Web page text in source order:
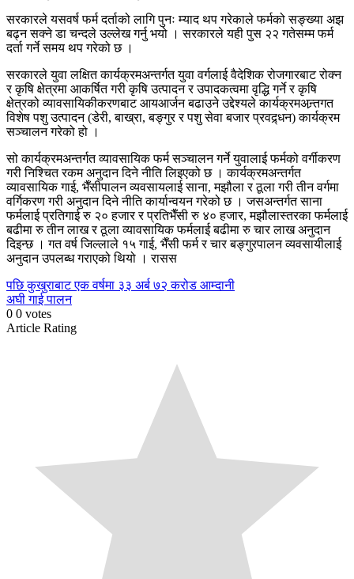
सरकारले यसवर्ष फर्म दर्ताको लागि पुनः म्याद थप गरेकाले फर्मको सङ्ख्या अझ
बढ्न सक्ने डा चन्दले उल्लेख गर्नु भयो । सरकारले यही पुस २२ गतेसम्म फर्म
दर्ता गर्ने समय थप गरेको छ ।
सरकारले युवा लक्षित कार्यक्रमअन्तर्गत युवा वर्गलाई वैदेशिक रोजगारबाट रोक्न
र कृषि क्षेत्रमा आकर्षित गरी कृषि उत्पादन र उपादकत्वमा वृद्धि गर्ने र कृषि
क्षेत्रको व्यावसायिकीकरणबाट आयआर्जन बढाउने उद्देश्यले कार्यक्रमअन्र्तगत
विशेष पशु उत्पादन (डेरी, बाख्रा, बङ्गुर र पशु सेवा बजार प्रवद्र्धन) कार्यक्रम
सञ्चालन गरेको हो ।
सो कार्यक्रमअन्तर्गत व्यावसायिक फर्म सञ्चालन गर्ने युवालाई फर्मको वर्गीकरण
गरी निश्चित रकम अनुदान दिने नीति लिइएको छ । कार्यक्रमअन्तर्गत
व्यावसायिक गाई, भैँसीपालन व्यवसायलाई साना, मझौला र ठूला गरी तीन वर्गमा
वर्गिकरण गरी अनुदान दिने नीति कार्यान्वयन गरेको छ । जसअन्तर्गत साना
फर्मलाई प्रतिगाई रु २० हजार र प्रतिभैँसी रु ४० हजार, मझौलास्तरका फर्मलाई
बढीमा रु तीन लाख र ठूला व्यावसायिक फर्मलाई बढीमा रु चार लाख अनुदान
दिइन्छ । गत वर्ष जिल्लाले १५ गाई, भैँसी फर्म र चार बङ्गुरपालन व्यवसायीलाई
अनुदान उपलब्ध गराएको थियो । रासस
Continue
Reading
पछिकुखुराबाट एक वर्षमा ३३ अर्ब ७२ करोड आम्दानी
अघीगाई पालन
0 0 votes
Article Rating